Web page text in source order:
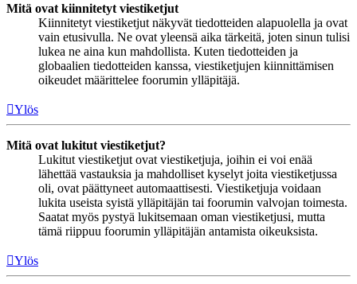
Mitä ovat kiinnitetyt viestiketjut
Kiinnitetyt viestiketjut näkyvät tiedotteiden alapuolella ja ovat
vain etusivulla. Ne ovat yleensä aika tärkeitä, joten sinun tulisi
lukea ne aina kun mahdollista. Kuten tiedotteiden ja
globaalien tiedotteiden kanssa, viestiketjujen kiinnittämisen
oikeudet määrittelee foorumin ylläpitäjä.
Ylös
Mitä ovat lukitut viestiketjut?
Lukitut viestiketjut ovat viestiketjuja, joihin ei voi enää
lähettää vastauksia ja mahdolliset kyselyt joita viestiketjussa
oli, ovat päättyneet automaattisesti. Viestiketjuja voidaan
lukita useista syistä ylläpitäjän tai foorumin valvojan toimesta.
Saatat myös pystyä lukitsemaan oman viestiketjusi, mutta
tämä riippuu foorumin ylläpitäjän antamista oikeuksista.
Ylös